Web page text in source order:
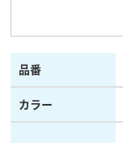
品番
カラー